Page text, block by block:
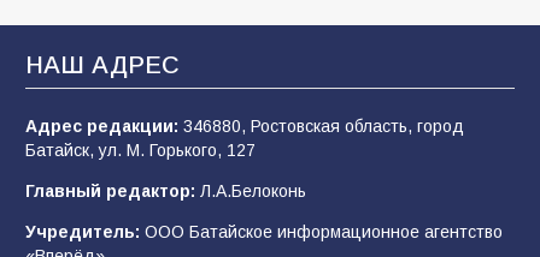
образовательного кластера
106 05.08.2026
«Мобилизация или набор?» Что на самом
2026 года
101 03.08.2026
НАШ АДРЕС
Адрес редакции: 346880, Ростовская область, город
Батайск, ул. М. Горького, 127
Главный редактор: Л.А.Белоконь
Учредитель: ООО Батайское информационное агентство